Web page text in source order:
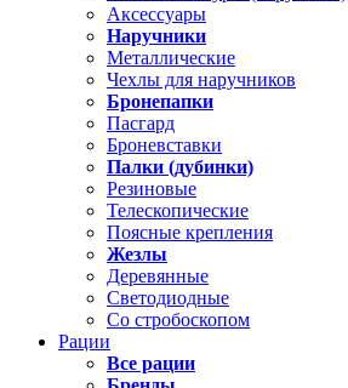
Аксессуары
Наручники
Металлические
Чехлы для наручников
Бронепапки
Пасгард
Броневставки
Палки (дубинки)
Резиновые
Телескопические
Поясные крепления
Жезлы
Деревянные
Светодиодные
Со стробоскопом
Рации
Все рации